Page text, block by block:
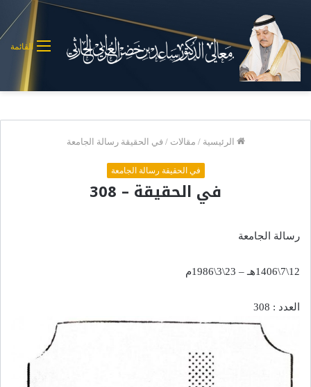
القائمة
الرئيسية / مقالات / في الحقيقة رسالة الجامعة
في الحقيقة رسالة الجامعة
في الحقيقة – 308
رسالة الجامعة
12\7\1406هـ – 23\3\1986م
العدد : 308